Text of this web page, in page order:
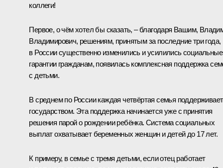
коллеги!
Первое, о чём хотел бы сказать, – благодаря Вашим,
Владимирович, решениям, принятым за последние три года,
в России существенно изменились и усилились социальные
гарантии гражданам, появилась комплексная поддержка
с детьми.
В среднем по России каждая четвёртая семья
государством. Эта поддержка начинается уже с принятия
решения парой о рождении ребёнка. Система социальных
выплат охватывает беременных женщин и детей до 17 лет.
К примеру, в семье с тремя детьми, если отец работает